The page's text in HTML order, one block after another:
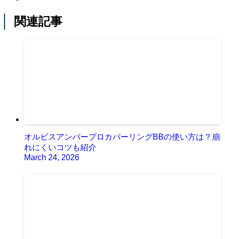
関連記事
オルビスアンバープロカバーリングBBの使い方は？崩
れにくいコツも紹介
March 24, 2026